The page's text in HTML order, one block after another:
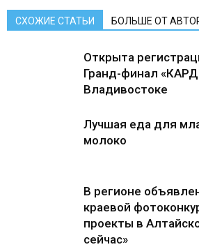
СХОЖИЕ СТАТЬИ БОЛЬШЕ ОТ
Открыта
Гранд-финал
Владивостоке
Лучшая еда для
молоко
В регионе
краевой
проекты в
сейчас»